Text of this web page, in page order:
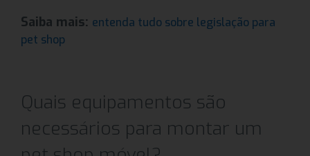
Saiba mais: entenda tudo sobre legislação para
pet shop
Quais equipamentos são
necessários para montar um